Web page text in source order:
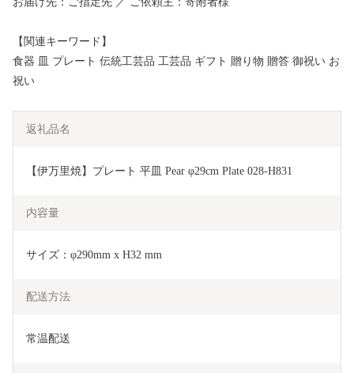
【関連キーワード】
食器 皿 プレート 伝統工芸品 工芸品 ギフト 贈り物 贈答 御祝い お
祝い
返礼品名
【伊万里焼】プレート 平皿 Pear φ29cm Plate 028-H831
内容量
サイズ：φ290mm x H32 mm
配送方法
常温配送